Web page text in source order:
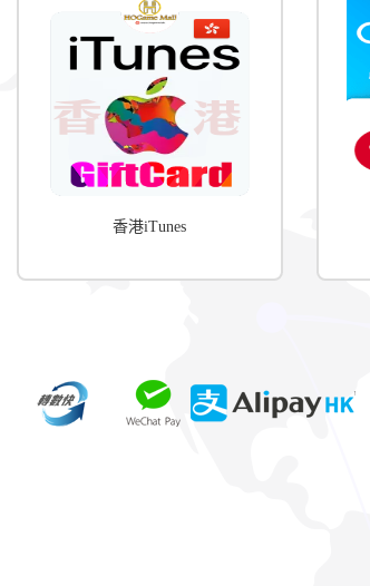
香港iTunes